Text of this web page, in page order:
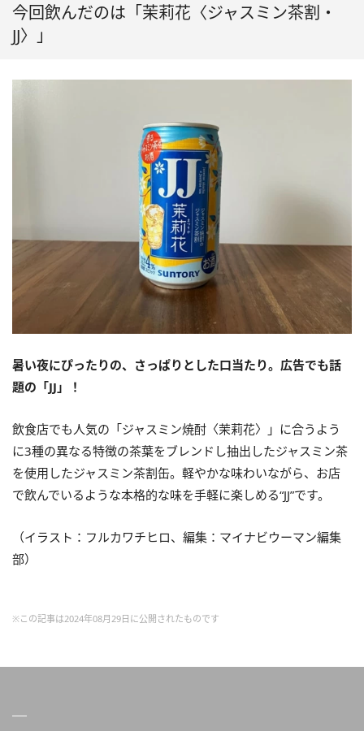
今回飲んだのは「茉莉花〈ジャスミン茶割・
JJ〉」
暑い夜にぴったりの、さっぱりとした口当たり。広告でも話
題の「JJ」！
飲食店でも人気の「ジャスミン焼酎〈茉莉花〉」に合うよう
に3種の異なる特徴の茶葉をブレンドし抽出したジャスミン茶
を使用したジャスミン茶割缶。軽やかな味わいながら、お店
で飲んでいるような本格的な味を手軽に楽しめる“JJ”です。
（イラスト：フルカワチヒロ、編集：マイナビウーマン編集
部）
※この記事は2024年08月29日に公開されたものです